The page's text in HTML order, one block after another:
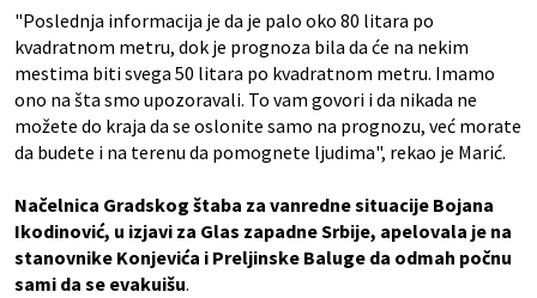
"Poslednja informacija je da je palo oko 80 litara po
kvadratnom metru, dok je prognoza bila da će na nekim
mestima biti svega 50 litara po kvadratnom metru. Imamo
ono na šta smo upozoravali. To vam govori i da nikada ne
možete do kraja da se oslonite samo na prognozu, već morate
da budete i na terenu da pomognete ljudima", rekao je Marić.
Načelnica Gradskog štaba za vanredne situacije Bojana
Ikodinović, u izjavi za Glas zapadne Srbije, apelovala je na
stanovnike Konjevića i Preljinske Baluge da odmah počnu
sami da se evakuišu.